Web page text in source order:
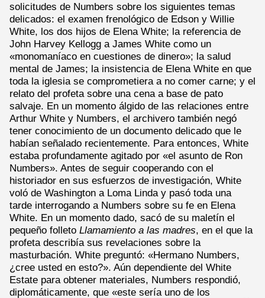
solicitudes de Numbers sobre los siguientes temas
delicados: el examen frenológico de Edson y Willie
White, los dos hijos de Elena White; la referencia de
John Harvey Kellogg a James White como un
«monomaníaco en cuestiones de dinero»; la salud
mental de James; la insistencia de Elena White en que
toda la iglesia se comprometiera a no comer carne; y el
relato del profeta sobre una cena a base de pato
salvaje. En un momento álgido de las relaciones entre
Arthur White y Numbers, el archivero también negó
tener conocimiento de un documento delicado que le
habían señalado recientemente. Para entonces, White
estaba profundamente agitado por «el asunto de Ron
Numbers». Antes de seguir cooperando con el
historiador en sus esfuerzos de investigación, White
voló de Washington a Loma Linda y pasó toda una
tarde interrogando a Numbers sobre su fe en Elena
White. En un momento dado, sacó de su maletín el
pequeño folleto Llamamiento a las madres, en el que la
profeta describía sus revelaciones sobre la
masturbación. White preguntó: «Hermano Numbers,
¿cree usted en esto?». Aún dependiente del White
Estate para obtener materiales, Numbers respondió,
diplomáticamente, que «este sería uno de los